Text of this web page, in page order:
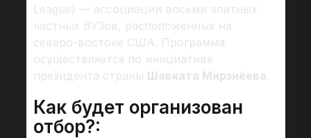
League) — ассоциации восьми элитных
частных ВУЗов, расположенных на
северо-востоке США. Программа
осуществляется по инициативе
президента страны Шавката Мирзиёева.
Как будет организован
отбор?: